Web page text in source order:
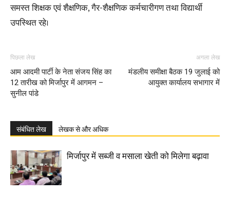
समस्त शिक्षक एवं शैक्षणिक, गैर-शैक्षणिक कर्मचारीगण तथा विद्यार्थी
उपस्थित रहे।
पिछला लेख
आम आदमी पार्टी के नेता संजय सिंह का
12 तारीख को मिर्जापुर में आगमन –
सुनील पांडे
अगला लेख
मंडलीय समीक्षा बैठक 19 जुलाई को
आयुक्त कार्यालय सभागार में
संबंधित लेख लेखक से और अधिक
मिर्जापुर में सब्जी व मसाला खेती को मिलेगा बढ़ावा